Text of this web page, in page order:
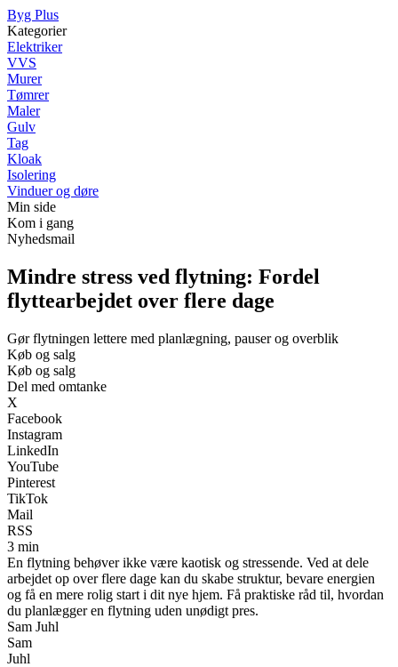
Byg Plus
Kategorier
Elektriker
VVS
Murer
Tømrer
Maler
Gulv
Tag
Kloak
Isolering
Vinduer og døre
Min side
Kom i gang
Nyhedsmail
Mindre stress ved flytning: Fordel
flyttearbejdet over flere dage
Gør flytningen lettere med planlægning, pauser og overblik
Køb og salg
Køb og salg
Del med omtanke
X
Facebook
Instagram
LinkedIn
YouTube
Pinterest
TikTok
Mail
RSS
3 min
En flytning behøver ikke være kaotisk og stressende. Ved at dele
arbejdet op over flere dage kan du skabe struktur, bevare energien
og få en mere rolig start i dit nye hjem. Få praktiske råd til, hvordan
du planlægger en flytning uden unødigt pres.
Sam Juhl
Sam
Juhl